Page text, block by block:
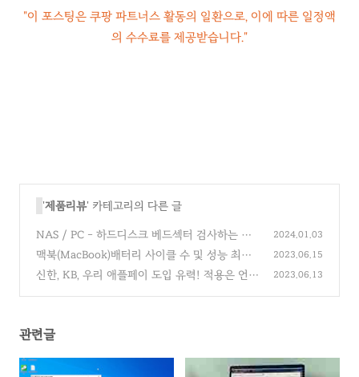
"이 포스팅은 쿠팡 파트너스 활동의 일환으로, 이에 따른 일정액
의 수수료를 제공받습니다."
'제품리뷰' 카테고리의 다른 글
NAS / PC - 하드디스크 베드섹터 검사하는 방
법(feat.검사파일첨부)
(0)
2024.01.03
맥북(MacBook)배터리 사이클 수 및 성능 최대
치를 확인하는 방법을 알아보자!
(0)
2023.06.15
신한, KB, 우리 애플페이 도입 유력! 적용은 언
2023.06.13
관련글